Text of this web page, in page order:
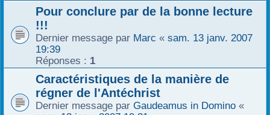
Pour conclure par de la bonne lecture
!!!
Dernier message par Marc « sam. 13 janv. 2007
19:39
Réponses : 1
Caractéristiques de la manière de
régner de l'Antéchrist
Dernier message par Gaudeamus in Domino «